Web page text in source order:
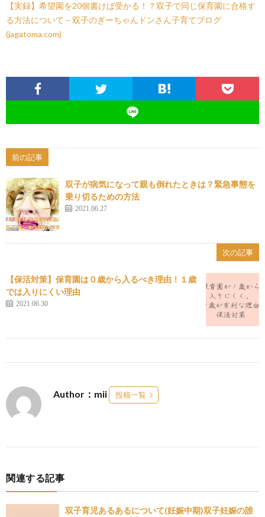
【実録】希望園を20個書けば受かる！？双子で同じ保育園に合格す
る方法について – 双子のぎーちゃんドンさん子育てブログ
(jagatoma.com)
前の記事
双子が病気になって親も倒れたときは？緊急事態を
乗り切るための方法
2021.06.27
次の記事
【保活対策】保育園は０歳から入るべき理由！１歳
では入りにくい理由
2021.06.30
Author：mii 投稿一覧
関連する記事
双子育児あるあるについて(妊娠中期)双子妊娠の誰